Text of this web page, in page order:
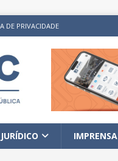
DE PRIVACIDADE
JURÍDICO IMPRENSA